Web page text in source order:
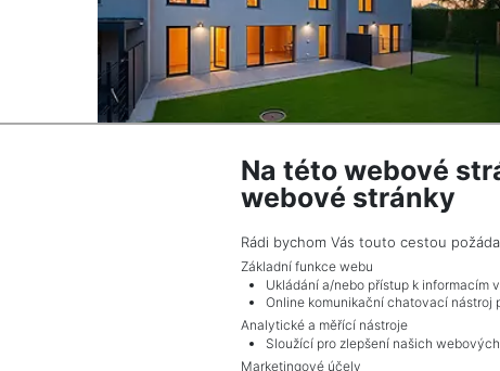
Dům na prodej / rodinný dům / 147 m2
18 800 000 Kč (za nemovitost) Cena + provize
RK, Cena k jednání
Na této webové
webové stránky
Rádi bychom Vás touto cestou
Základní funkce webu
Ukládání a/nebo přístup k informacím
Online komunikační chatovací nástroj
Analytické a měřící nástroje
Sloužící pro zlepšení našich
Marketingové účely